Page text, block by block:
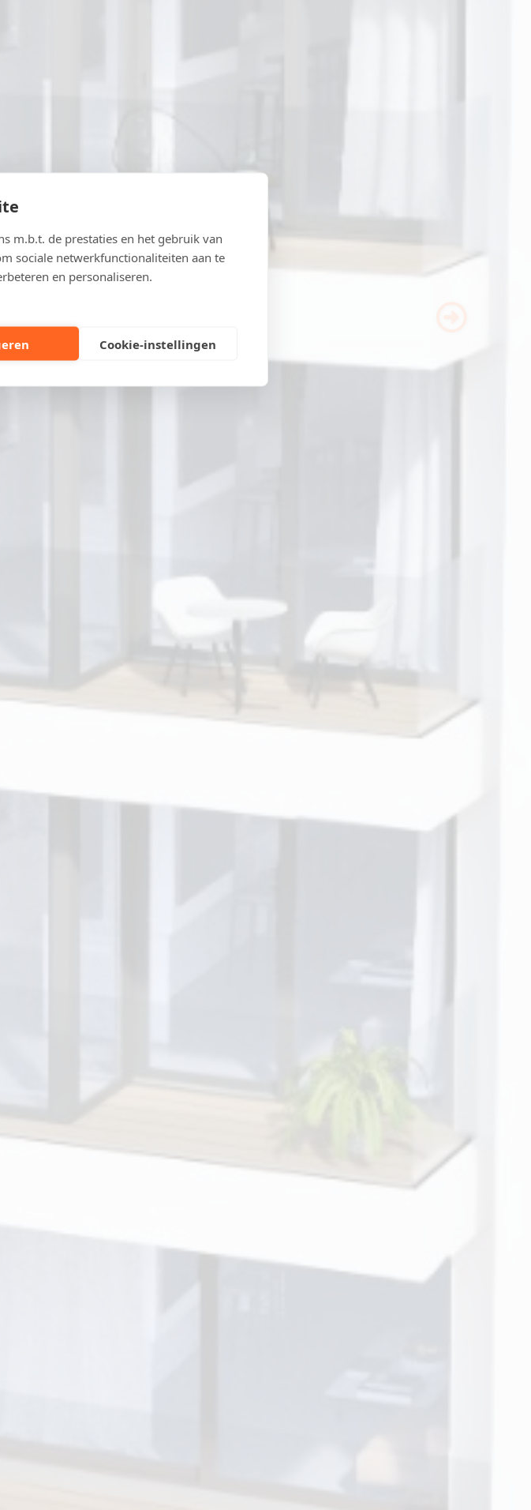
m.b.t. de prestaties en het gebruik van
sociale netwerkfunctionaliteiten aan te
en personaliseren.
Cookie-instellingen